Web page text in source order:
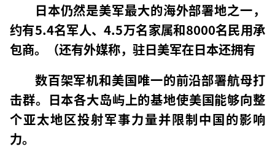
日本仍然是美军最大的海外部署地之一，
约有5.4名军人、4.5万名家属和8000名民用承
包商。（还有外媒称，驻日美军在日本还拥有
数百架军机和美国唯一的前沿部署航母打
击群。日本各大岛屿上的基地使美国能够向整
个亚太地区投射军事力量并限制中国的影响
力。